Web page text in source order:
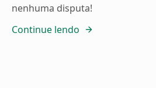
nenhuma disputa!
Continue lendo